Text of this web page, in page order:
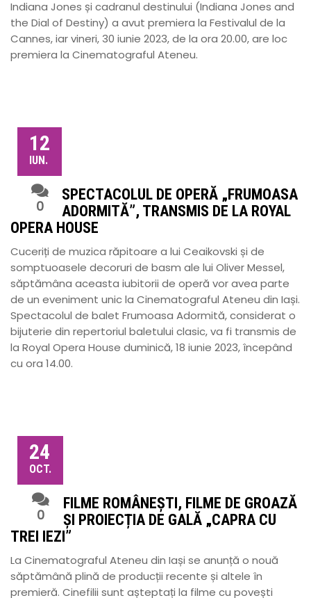
Indiana Jones și cadranul destinului (Indiana Jones and
the Dial of Destiny) a avut premiera la Festivalul de la
Cannes, iar vineri, 30 iunie 2023, de la ora 20.00, are loc
premiera la Cinematograful Ateneu.
12
IUN.
0
SPECTACOLUL DE OPERĂ „FRUMOASA
ADORMITĂ”, TRANSMIS DE LA ROYAL
OPERA HOUSE
Cuceriți de muzica răpitoare a lui Ceaikovski și de
somptuoasele decoruri de basm ale lui Oliver Messel,
săptămâna aceasta iubitorii de operă vor avea parte
de un eveniment unic la Cinematograful Ateneu din Iași.
Spectacolul de balet Frumoasa Adormită, considerat o
bijuterie din repertoriul baletului clasic, va fi transmis de
la Royal Opera House duminică, 18 iunie 2023, începând
cu ora 14.00.
24
OCT.
0
FILME ROMÂNEȘTI, FILME DE GROAZĂ
ȘI PROIECȚIA DE GALĂ „CAPRA CU
TREI IEZI”
La Cinematograful Ateneu din Iași se anunță o nouă
săptămână plină de producții recente și altele în
premieră. Cinefilii sunt așteptați la filme cu povești